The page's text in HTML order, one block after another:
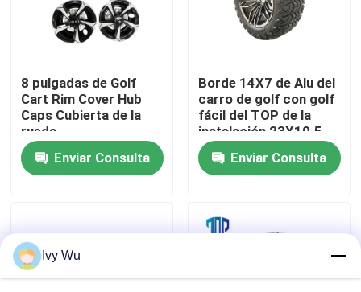
Control de calidad
Contacto los E.E.U.U.
Noticias
Cubiertas de rueda del carro de golf
Tablero de instrumentos del carro de golf
8 pulgadas de Golf
Cart Rim Cover Hub
Caps Cubierta de la
rueda
Enviar Consulta
Borde 14X7 de Alu del
carro de golf con golf
fácil del TOP de la
instalación 23X10.5-
14
Enviar Consulta
Ivy Wu